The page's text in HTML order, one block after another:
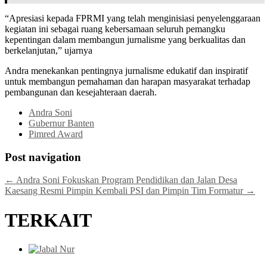
“Apresiasi kepada FPRMI yang telah menginisiasi penyelenggaraan
kegiatan ini sebagai ruang kebersamaan seluruh pemangku
kepentingan dalam membangun jurnalisme yang berkualitas dan
berkelanjutan,” ujarnya
Andra menekankan pentingnya jurnalisme edukatif dan inspiratif
untuk membangun pemahaman dan harapan masyarakat terhadap
pembangunan dan kesejahteraan daerah.
Andra Soni
Gubernur Banten
Pimred Award
Post navigation
← Andra Soni Fokuskan Program Pendidikan dan Jalan Desa
Kaesang Resmi Pimpin Kembali PSI dan Pimpin Tim Formatur →
TERKAIT